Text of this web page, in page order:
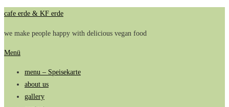
Zum
springen
cafe erde & KF erde
we make people happy with delicious vegan food
Menü
menu – Speisekarte
about us
gallery